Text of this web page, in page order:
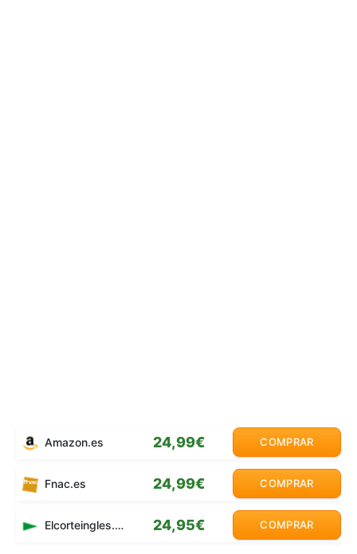
Amazon.es 24,99€ COMPRAR
Fnac.es 24,99€ COMPRAR
Elcorteingles.es 24,95€ COMPRAR